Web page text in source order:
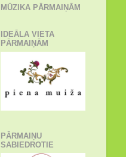
MŪZIKA PĀRMAIŅĀM
IDEĀLA VIETA
PĀRMAIŅĀM
PĀRMAIŅU
SABIEDROTIE